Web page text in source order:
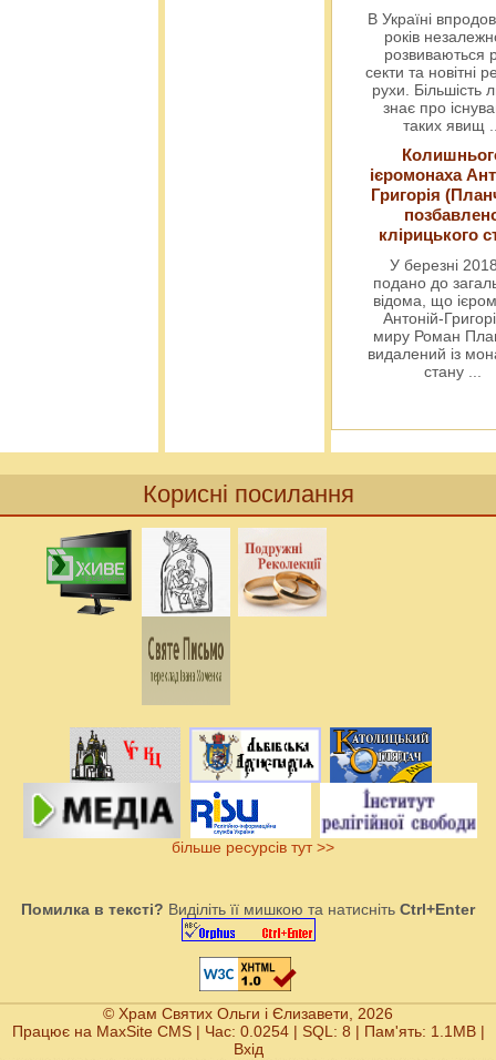
В Україні
років
розвиваються
секти та новітні
рухи. Більшість
знає про
таких явищ
ієромонаха
Григорія
клірицького
У березні
подано до
відома, що
Антоній-
миру Роман
видалений із
стану ...
Корисні посилання
більше ресурсів тут >>
Помилка в тексті? Виділіть її мишкою та натисніть Ctrl+Enter
© Храм Святих Ольги і Єлизавети, 2026
Працює на MaxSite CMS| Час: 0.0254 | SQL: 8 | Пам'ять: 1.1MB|
Вхід